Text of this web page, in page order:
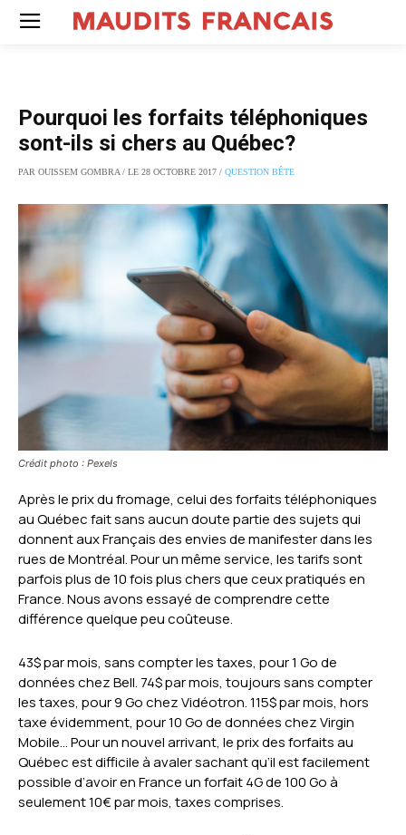
Pourquoi les forfaits téléphoniques
sont-ils si chers au Québec?
PAR OUISSEM GOMBRA / LE 28 OCTOBRE 2017 / QUESTION BÊTE
Crédit photo : Pexels
Après le prix du fromage, celui des forfaits téléphoniques
au Québec fait sans aucun doute partie des sujets qui
donnent aux Français des envies de manifester dans les
rues de Montréal. Pour un même service, les tarifs sont
parfois plus de 10 fois plus chers que ceux pratiqués en
France. Nous avons essayé de comprendre cette
différence quelque peu coûteuse.
43$ par mois, sans compter les taxes, pour 1 Go de
données chez Bell. 74$ par mois, toujours sans compter
les taxes, pour 9 Go chez Vidéotron. 115$ par mois, hors
taxe évidemment, pour 10 Go de données chez Virgin
Mobile… Pour un nouvel arrivant, le prix des forfaits au
Québec est difficile à avaler sachant qu’il est facilement
possible d’avoir en France un forfait 4G de 100 Go à
seulement 10€ par mois, taxes comprises.